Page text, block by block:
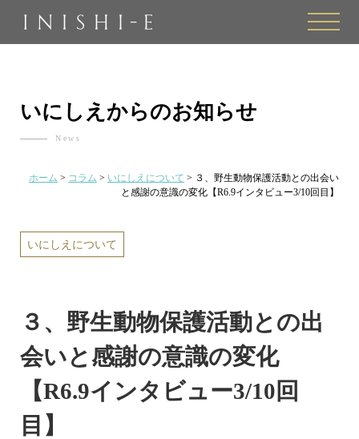
toggle
いにしえからのお知らせ
News
ホーム > コラム > いにしえについて > ３、野生動物保護活動との出会い
と感謝の意識の変化【R6.9インタビュー3/10回目】
いにしえについて
３、野生動物保護活動との出
会いと感謝の意識の変化
【R6.9インタビュー3/10回
目】